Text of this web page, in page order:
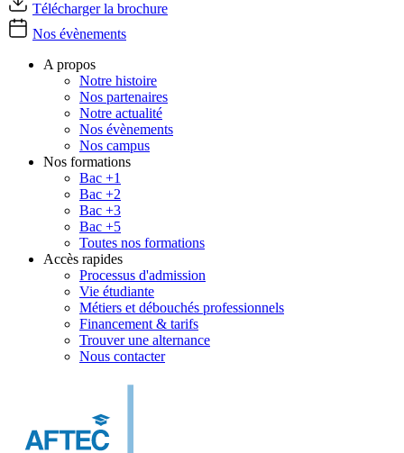
Télécharger la brochure
Nos évènements
A propos
Notre histoire
Nos partenaires
Notre actualité
Nos évènements
Nos campus
Nos formations
Bac +1
Bac +2
Bac +3
Bac +5
Toutes nos formations
Accès rapides
Processus d'admission
Vie étudiante
Métiers et débouchés professionnels
Financement & tarifs
Trouver une alternance
Nous contacter